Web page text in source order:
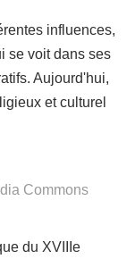
influences,
se voit dans ses
Aujourd'hui,
et culturel
Commons
du XVIIIe